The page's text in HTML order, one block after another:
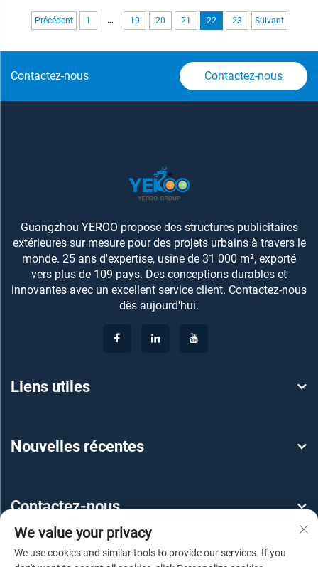
Précédent 1 ... 19 20 21 22 23 Suivant
Contactez-nous Contactez-nous
Guangzhou YEROO propose des structures publicitaires
extérieures sur mesure pour des projets urbains à travers le
monde. 25 ans d'expertise, usine de 31 000 m², exporté
vers plus de 109 pays. Des conceptions durables et
innovantes avec un excellent service client. Contactez-nous
dès aujourd'hui.
Liens utiles
Nouvelles récentes
Contactez-nous
We value your privacy
We use cookies and similar tools to provide our services. If you